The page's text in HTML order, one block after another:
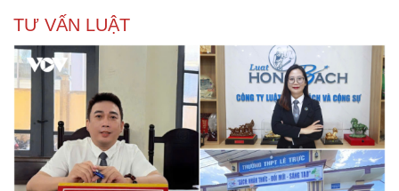
TƯ VẤN LUẬT